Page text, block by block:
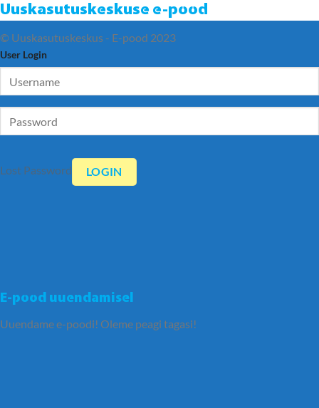
Uuskasutuskeskuse e-pood
E-pood uuendamisel
Uuendame e-poodi! Oleme peagi tagasi!
© Uuskasutuskeskus - E-pood 2023
User Login
Lost Password